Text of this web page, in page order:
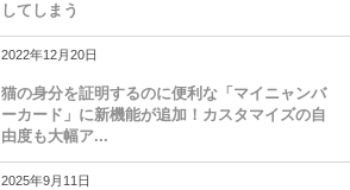
してしまう
2022年12月20日
猫の身分を証明するのに便利な「マイニャンバ
ーカード」に新機能が追加！カスタマイズの自
由度も大幅ア...
2025年9月11日